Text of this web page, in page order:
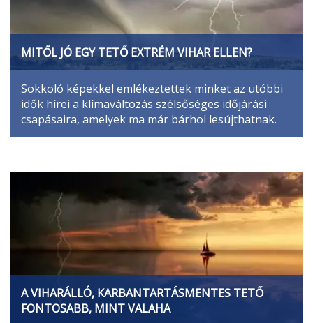
MITŐL JÓ EGY TETŐ EXTRÉM VIHAR ELLEN?
Sokkoló képekkel emlékeztettek minket az utóbbi
idők hírei a klímaváltozás szélsőséges időjárási
csapásaira, amelyek ma már bárhol lesújthatnak.
A VIHARÁLLÓ, KARBANTARTÁSMENTES TETŐ
FONTOSABB, MINT VALAHA